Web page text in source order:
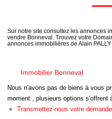
NOS
Qui
Notre
Sur notre site consultez les annonces
vendre Bonneval. Trouvez votre
annonces immobilières de Alain
Immobilier Bonneval
Nous n'avons pas de biens à vous
moment , plusieurs options s'offrent
Transmettez-nous votre demande